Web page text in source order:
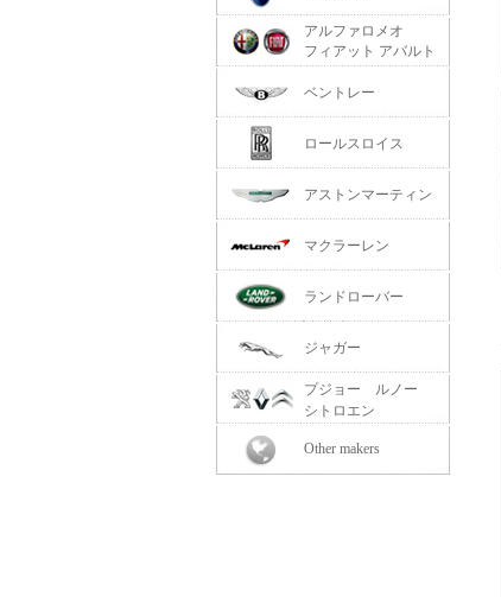
アルファロメオ
フィアット アバルト
ベントレー
ロールスロイス
アストンマーティン
マクラーレン
ランドローバー
ジャガー
プジョー ルノー
シトロエン
Other makers